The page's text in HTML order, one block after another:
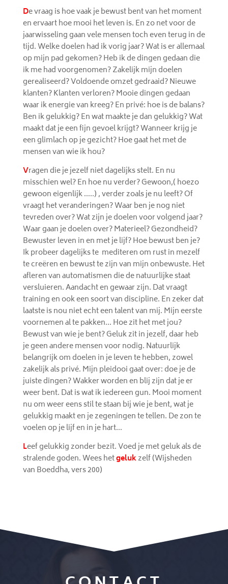
De vraag is hoe vaak je bewust bent van het moment
en ervaart hoe mooi het leven is. En zo net voor de
jaarwisseling gaan vele mensen toch even terug in de
tijd. Welke doelen had ik vorig jaar? Wat is er allemaal
op mijn pad gekomen? Heb ik de dingen gedaan die
ik me had voorgenomen? Zakelijk mijn doelen
gerealiseerd? Voldoende omzet gedraaid? Nieuwe
klanten? Klanten verloren? Mooie dingen gedaan
waar ik energie van kreeg? En privé: hoe is de balans?
Ben ik gelukkig? En wat maakte je dan gelukkig? Wat
maakt dat je een fijn gevoel krijgt? Wanneer krijg je
een glimlach op je gezicht? Hoe gaat het met de
mensen van wie ik hou?
Vragen die je jezelf niet dagelijks stelt. En nu
misschien wel? En hoe nu verder? Gewoon,( hoezo
gewoon eigenlijk …..) , verder zoals je nu leeft? Of
vraagt het veranderingen? Waar ben je nog niet
tevreden over? Wat zijn je doelen voor volgend jaar?
Waar gaan je doelen over? Materieel? Gezondheid?
Bewuster leven in en met je lijf? Hoe bewust ben je?
Ik probeer dagelijks te mediteren om rust in mezelf
te creëren en bewust te zijn van mijn onbewuste. Het
afleren van automatismen die de natuurlijke staat
versluieren. Aandacht en gewaar zijn. Dat vraagt
training en ook een soort van discipline. En zeker dat
laatste is nou niet echt een talent van mij. Mijn eerste
voornemen al te pakken… Hoe zit het met jou?
Bewust van wie je bent? Geluk zit in jezelf, daar heb
je geen andere mensen voor nodig. Natuurlijk
belangrijk om doelen in je leven te hebben, zowel
zakelijk als privé. Mijn pleidooi gaat over: doe je de
juiste dingen? Wakker worden en blij zijn dat je er
weer bent. Dat is wat ik iedereen gun. Mooi moment
nu om weer eens stil te staan bij wie je bent, wat je
gelukkig maakt en je zegeningen te tellen. De zon te
voelen op je lijf en in je hart…
Leef gelukkig zonder bezit. Voed je met geluk als de
stralende goden. Wees hetgelukzelf (Wijsheden
van Boeddha, vers 200)